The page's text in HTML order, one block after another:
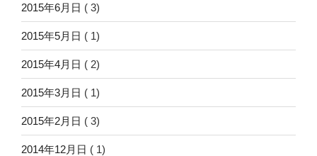
2015年6月日 ( 3)
2015年5月日 ( 1)
2015年4月日 ( 2)
2015年3月日 ( 1)
2015年2月日 ( 3)
2014年12月日 ( 1)